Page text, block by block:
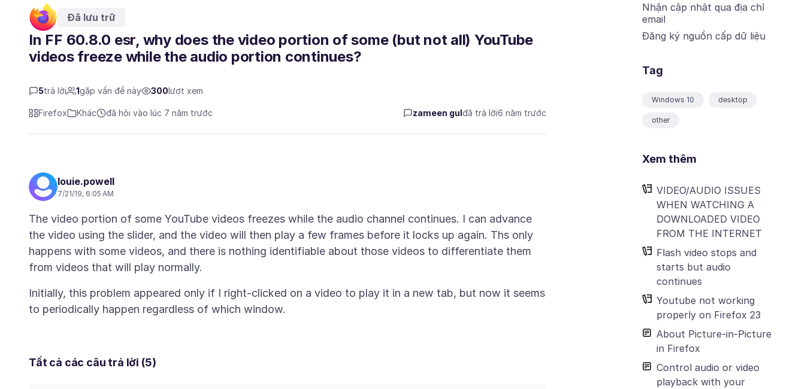
Nhận cập nhật qua địa chỉ
email
Đăng ký nguồn cấp dữ liệu
Tag
Windows 10 desktop
other
Xem thêm
VIDEO/AUDIO ISSUES
WHEN WATCHING A
DOWNLOADED VIDEO
FROM THE INTERNET
Flash video stops and
starts but audio
continues
Youtube not working
properly on Firefox 23
About Picture-in-Picture
in Firefox
Control audio or video
playback with your
Đã lưu trữ
In FF 60.8.0 esr, why does the video portion of some (but not all) YouTube
videos freeze while the audio portion continues?
5trả lời 1gặp vấn đề này 300 lượt xem
Firefox Khác đã hỏi vào lúc 7 năm trước zameen gul đã trả lời6 năm trước
louie.powell
7/21/19, 6:05 AM
The video portion of some YouTube videos freezes while the audio channel continues. I can advance
the video using the slider, and the video will then play a few frames before it locks up again. Ths only
happens with some videos, and there is nothing identifiable about those videos to differentiate them
Initially, this problem appeared only if I right-clicked on a video to play it in a new tab, but now it seems
Tất cả các câu trả lời (5)